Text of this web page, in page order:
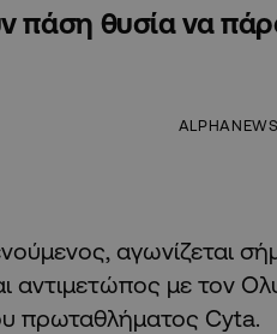
πάση θυσία να
αγωνίζεται
αντιμετώπος με τον
πρωταθλήματος Cyta.